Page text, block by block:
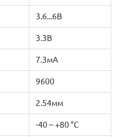
3.6...6В
3.3В
7.3мА
9600
2.54мм
-40 – +80 °С